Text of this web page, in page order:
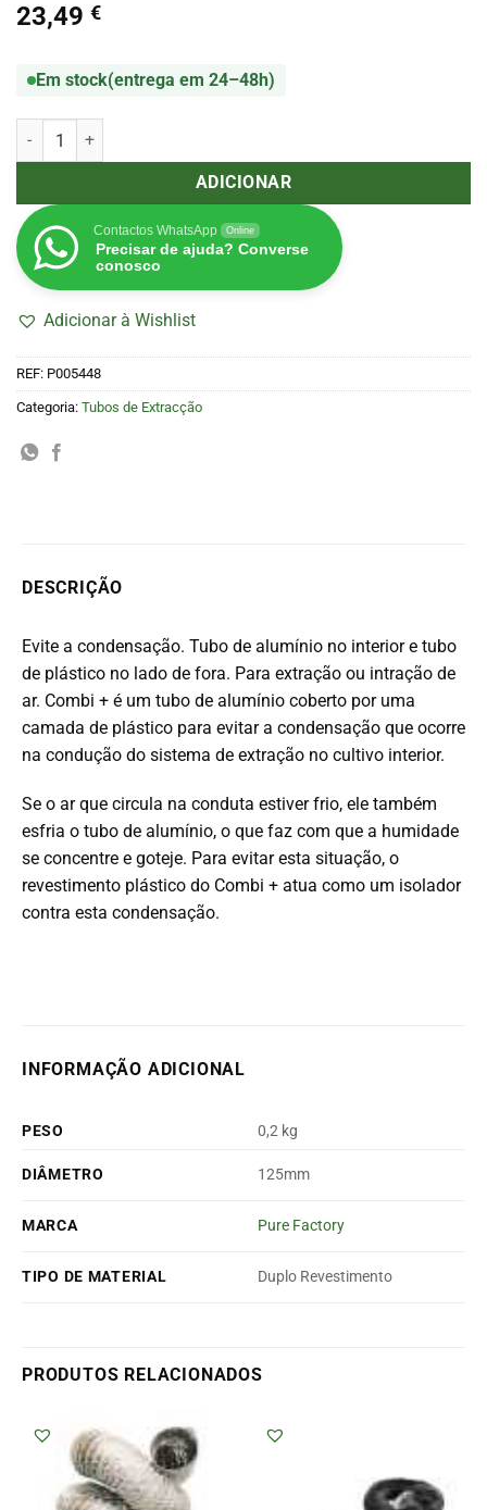
23,49 €
Em stock(entrega em 24–48h)
Quantidade de Tubo de Extracção Combi 127 mm – 10 metros
ADICIONAR
Contactos WhatsApp Online
Precisar de ajuda? Converse
conosco
Adicionar à Wishlist
REF: P005448
Categoria: Tubos de Extracção
DESCRIÇÃO
Evite a condensação. Tubo de alumínio no interior e tubo
de plástico no lado de fora. Para extração ou intração de
ar. Combi + é um tubo de alumínio coberto por uma
camada de plástico para evitar a condensação que ocorre
na condução do sistema de extração no cultivo interior.
Se o ar que circula na conduta estiver frio, ele também
esfria o tubo de alumínio, o que faz com que a humidade
se concentre e goteje. Para evitar esta situação, o
revestimento plástico do Combi + atua como um isolador
contra esta condensação.
INFORMAÇÃO ADICIONAL
PESO 0,2 kg
DIÂMETRO 125mm
MARCA Pure Factory
TIPO DE MATERIAL Duplo Revestimento
PRODUTOS RELACIONADOS